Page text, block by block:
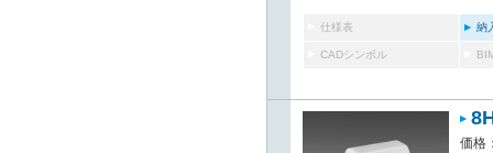
仕様表 納
CADシンボル
価格